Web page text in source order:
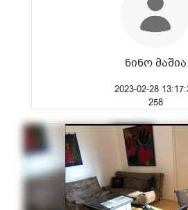
ნინო მაშია
2023-02-28
258